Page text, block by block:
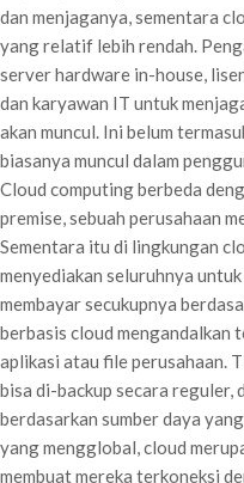
dan menjaganya, sementara
yang relatif lebih rendah.
server hardware in-house,
dan karyawan IT untuk
akan muncul. Ini belum
biasanya muncul dalam
Cloud computing berbeda
premise, sebuah perusahaan
Sementara itu di lingkungan
menyediakan seluruhnya
membayar secukupnya
berbasis cloud mengandalkan
aplikasi atau file perusahaan.
bisa di-backup secara reguler,
berdasarkan sumber daya
yang mengglobal, cloud
membuat mereka terkoneksi